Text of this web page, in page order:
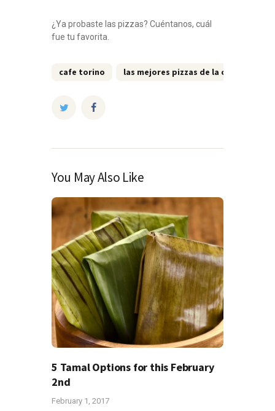
¿Ya probaste las pizzas? Cuéntanos, cuál
fue tu favorita.
cafe torino las mejores pizzas de la cdmx
You May Also Like
5 Tamal Options for this February
2nd
February 1, 2017